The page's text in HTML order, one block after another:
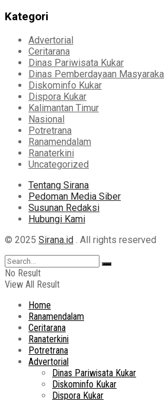
Kategori
Advertorial
Ceritarana
Dinas Pariwisata Kukar
Dinas Pemberdayaan
Diskominfo Kukar
Dispora Kukar
Kalimantan Timur
Nasional
Potretrana
Ranamendalam
Ranaterkini
Uncategorized
Tentang Sirana
Pedoman Media Siber
Susunan Redaksi
Hubungi Kami
© 2025 Sirana.id . All rights reserved
No Result
View All Result
Home
Ranamendalam
Ceritarana
Ranaterkini
Potretrana
Advertorial
Dinas Pariwisata Kukar
Diskominfo Kukar
Dispora Kukar